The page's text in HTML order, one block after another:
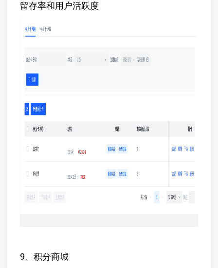
留存率和用户活跃度
9、积分商城